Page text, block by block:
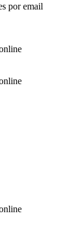
por email